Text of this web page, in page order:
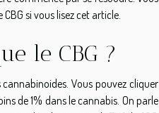
si vous lisez cet article.
le CBG ?
Vous pouvez cliquer
de 1% dans le cannabis. On parle